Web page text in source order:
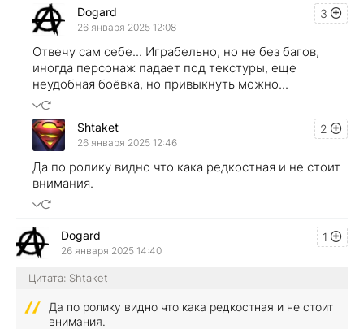
3
Dogard
26 января 2025 12:08
Отвечу сам себе... Играбельно, но не без багов,
иногда персонаж падает под текстуры, еще
неудобная боёвка, но привыкнуть можно...
2
Shtaket
26 января 2025 12:46
Да по ролику видно что кака редкостная и не стоит
внимания.
1
Dogard
26 января 2025 14:40
Цитата: Shtaket
Да по ролику видно что кака редкостная и не стоит
внимания.